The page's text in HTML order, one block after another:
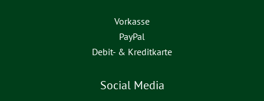
Vorkasse
PayPal
Debit- & Kreditkarte
Social Media